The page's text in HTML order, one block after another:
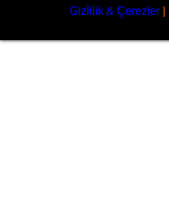
Gizlilik & Çerezler